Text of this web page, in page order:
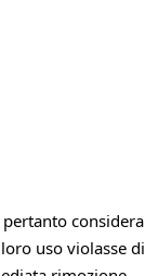
uso violasse